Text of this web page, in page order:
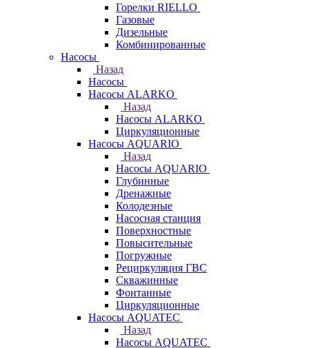
Горелки RIELLO
Газовые
Дизельные
Комбинированные
Насосы
Назад
Насосы
Насосы ALARKO
Назад
Насосы ALARKO
Циркуляционные
Насосы AQUARIO
Назад
Насосы AQUARIO
Глубинные
Дренажные
Колодезные
Насосная станция
Поверхностные
Повысительные
Погружные
Рециркуляция ГВС
Скважинные
Фонтанные
Циркуляционные
Насосы AQUATEC
Назад
Насосы AQUATEC